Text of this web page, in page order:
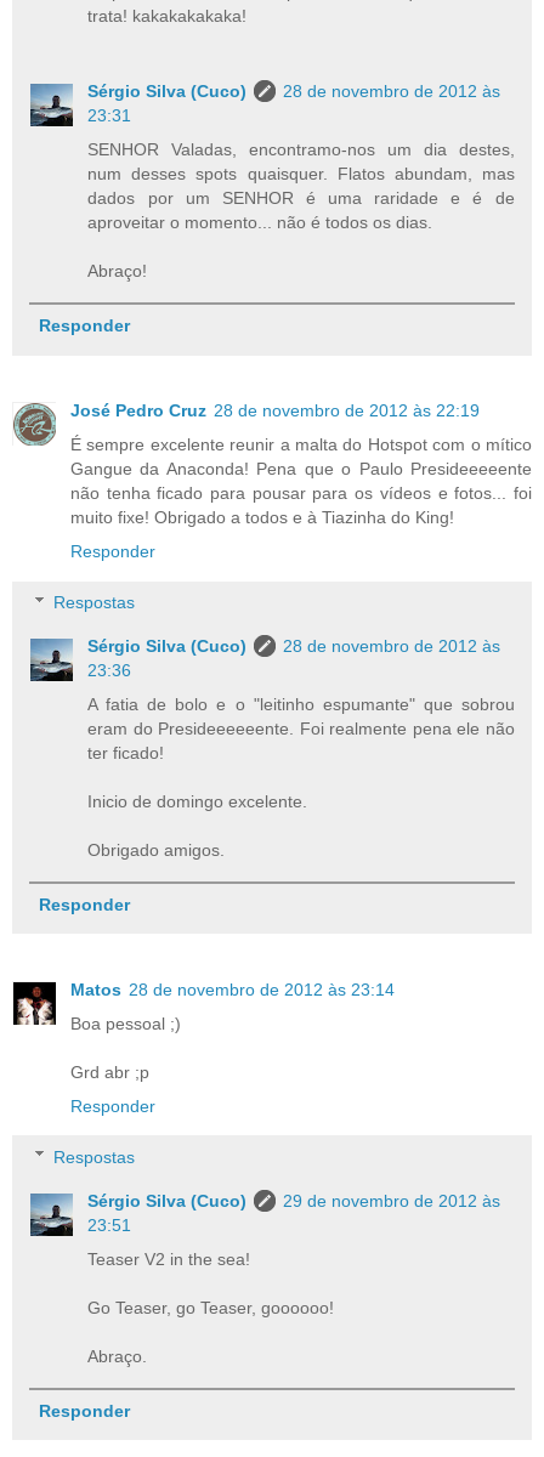
trata! kakakakakaka!
Sérgio Silva (Cuco)
28 de novembro de 2012 às
23:31
SENHOR Valadas, encontramo-nos um dia destes,
num desses spots quaisquer. Flatos abundam, mas
dados por um SENHOR é uma raridade e é de
aproveitar o momento... não é todos os dias.
Abraço!
Responder
José Pedro Cruz 28 de novembro de 2012 às 22:19
É sempre excelente reunir a malta do Hotspot com o mítico
Gangue da Anaconda! Pena que o Paulo Presideeeeente
não tenha ficado para pousar para os vídeos e fotos... foi
muito fixe! Obrigado a todos e à Tiazinha do King!
Responder
Respostas
Sérgio Silva (Cuco)
28 de novembro de 2012 às
23:36
A fatia de bolo e o "leitinho espumante" que sobrou
eram do Presideeeeeente. Foi realmente pena ele não
ter ficado!
Inicio de domingo excelente.
Obrigado amigos.
Responder
Matos 28 de novembro de 2012 às 23:14
Boa pessoal ;)
Grd abr ;p
Responder
Respostas
Sérgio Silva (Cuco)
29 de novembro de 2012 às
23:51
Teaser V2 in the sea!
Go Teaser, go Teaser, goooooo!
Abraço.
Responder